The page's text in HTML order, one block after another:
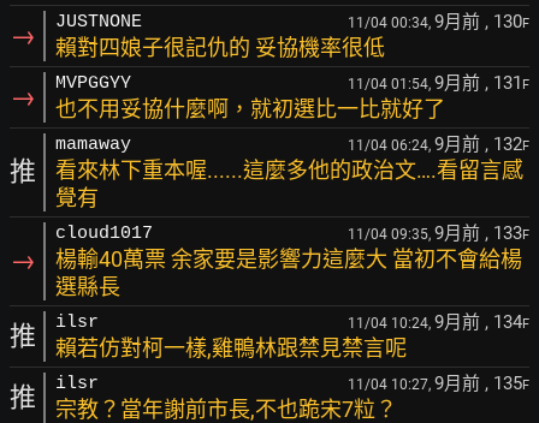
→ JUSTNONE 11/04 00:34, 9月前 , 130F
賴對四娘子很記仇的 妥協機率很低
→ MVPGGYY 11/04 01:54, 9月前 , 131 F
也不用妥協什麼啊，就初選比一比就好了
推
mamaway 11/04 06:24, 9月前 , 132F
看來林下重本喔......這麼多他的政治文….看留言感
覺有
→
cloud1017 11/04 09:35, 9月前 , 133F
楊輸40萬票 余家要是影響力這麼大 當初不會給楊
選縣長
推 ilsr 11/04 10:24, 9月前 , 134F
賴若仿對柯一樣,雞鴨林跟禁見禁言呢
推 ilsr 11/04 10:27, 9月前 , 135F
宗教？當年謝前市長,不也跪宋7粒？